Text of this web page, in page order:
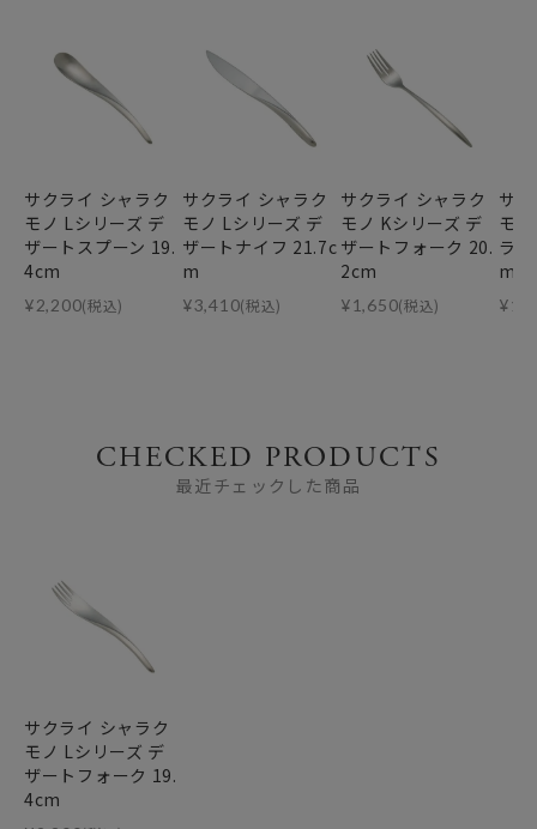
サクライ シャラク
モノ Lシリーズ デ
ザートスプーン 19.
4cm
¥2,200(税込)
サクライ シャラク
モノ Lシリーズ デ
ザートナイフ 21.7c
m
¥3,410(税込)
サクライ シャラク
モノ Kシリーズ デ
ザートフォーク 20.
2cm
¥1,650(税込)
サ
モ
ラ
m
¥
CHECKED PRODUCTS
最近チェックした商品
サクライ シャラク
モノ Lシリーズ デ
ザートフォーク 19.
4cm